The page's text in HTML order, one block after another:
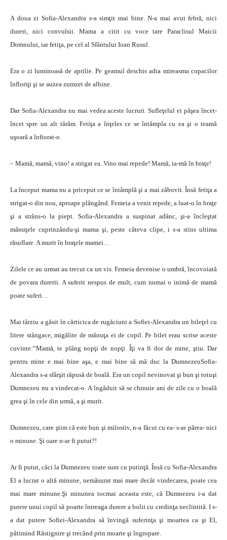
A doua zi Sofia-Alexandra s-a simţit mai bine. N-a mai avut febră, nici
dureri, nici convulsii. Mama a citit cu voce tare Paraclisul Maicii
Domnului, iar fetiţa, pe cel al Sfântului Ioan Rusul.
Era o zi luminoasă de aprilie. Pe geamul deschis adia mireasma copacilor
înfloriţi şi se auzea zumzet de albine.
Dar Sofia-Alexandra nu mai vedea aceste lucruri. Sufleţelul ei păşea încet-
încet spre un alt tărâm. Fetiţa a înţeles ce se întâmpla cu ea şi o teamă
uşoară a înfiorat-o.
– Mamă, mamă, vino! a strigat ea. Vino mai repede! Mamă, ia-mă în braţe!
La început mama nu a priceput ce se întâmplă şi a mai zăbovit. Însă fetiţa a
strigat-o din nou, aproape plângând. Femeia a venit repede, a luat-o în braţe
şi a strâns-o la piept. Sofia-Alexandra a suspinat adânc, şi-a încleştat
mânuţele cuprinzându-şi mama şi, peste câteva clipe, i s-a stins ultima
răsuflare. A murit în braţele mamei…
Zilele ce au urmat au trecut ca un vis. Femeia devenise o umbră, încovoiată
de povara durerii. A suferit nespus de mult, cum numai o inimă de mamă
poate suferi…
Mai târziu a găsit în cărticica de rugăciuni a Sofiei-Alexandra un bileţel cu
litere stângace, migălite de mânuţa ei de copil. Pe bilet erau scrise aceste
cuvinte:“Mamă, te plâng nopţi de nopţi. Îţi va fi dor de mine, ştiu. Dar
pentru mine e mai bine aşa, e mai bine să mă duc la DumnezeuSofia-
Alexandra s-a sfârşit răpusă de boală. Era un copil nevinovat şi bun şi totuşi
Dumnezeu nu a vindecat-o. A îngăduit să se chinuie ani de zile cu o boală
grea şi în cele din urmă, a şi murit.
Dumnezeu, care ştim că este bun şi milostiv, n-a făcut cu ea- s-ar părea- nici
o minune. Şi oare n-ar fi putut?!
Ar fi putut, căci la Dumnezeu toate sunt cu putinţă. Însă cu Sofia-Alexandra
El a lucrat o altă minune, nemăsurat mai mare decât vindecarea, poate cea
mai mare minune.Şi minunea tocmai aceasta este, că Dumnezeu i-a dat
putere unui copil să poarte întreaga durere a bolii cu credinţa neclintită. I s-
a dat putere Sofiei-Alexandra să învingă suferinţa şi moartea ca şi El,
pătimind Răstignire şi trecând prin moarte şi îngropare.